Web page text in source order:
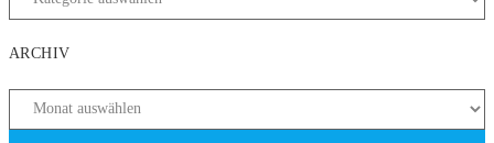
ARCHIV